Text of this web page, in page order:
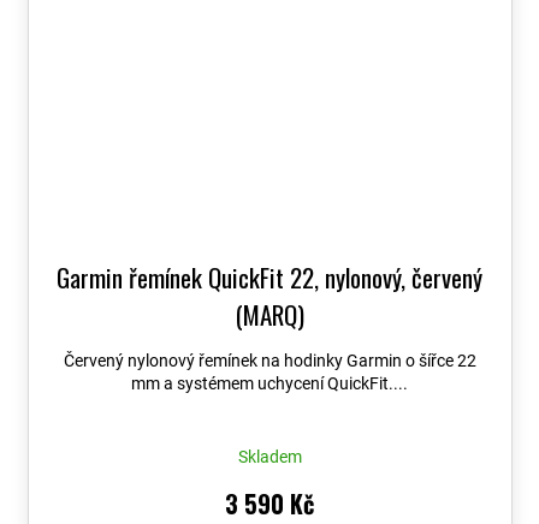
Garmin řemínek QuickFit 22, nylonový, červený
(MARQ)
Červený nylonový řemínek na hodinky Garmin o šířce 22
mm a systémem uchycení QuickFit....
Skladem
3 590 Kč